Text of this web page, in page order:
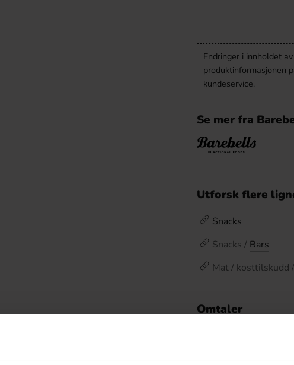
Endringer i innholdet
produktinformasjonen
kundeservice.
Se mer fra
Utforsk flere
Snacks
Snacks / Bars
Mat / kosttilskudd
Omtaler